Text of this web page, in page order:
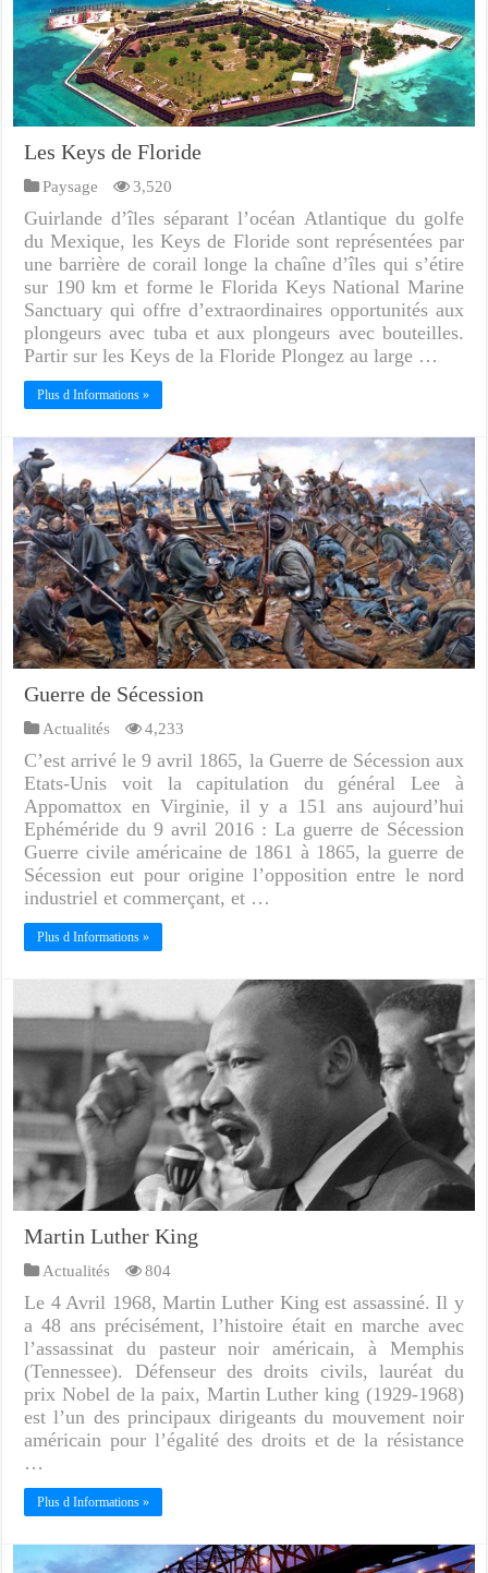
Les Keys de Floride
Paysage 3,520
Guirlande d’îles séparant l’océan Atlantique du golfe
du Mexique, les Keys de Floride sont représentées par
une barrière de corail longe la chaîne d’îles qui s’étire
sur 190 km et forme le Florida Keys National Marine
Sanctuary qui offre d’extraordinaires opportunités aux
plongeurs avec tuba et aux plongeurs avec bouteilles.
Partir sur les Keys de la Floride Plongez au large …
Plus d Informations »
Guerre de Sécession
Actualités 4,233
C’est arrivé le 9 avril 1865, la Guerre de Sécession aux
Etats-Unis voit la capitulation du général Lee à
Appomattox en Virginie, il y a 151 ans aujourd’hui
Ephéméride du 9 avril 2016 : La guerre de Sécession
Guerre civile américaine de 1861 à 1865, la guerre de
Sécession eut pour origine l’opposition entre le nord
industriel et commerçant, et …
Plus d Informations »
Martin Luther King
Actualités 804
Le 4 Avril 1968, Martin Luther King est assassiné. Il y
a 48 ans précisément, l’histoire était en marche avec
l’assassinat du pasteur noir américain, à Memphis
(Tennessee). Défenseur des droits civils, lauréat du
prix Nobel de la paix, Martin Luther king (1929-1968)
est l’un des principaux dirigeants du mouvement noir
américain pour l’égalité des droits et de la résistance
…
Plus d Informations »